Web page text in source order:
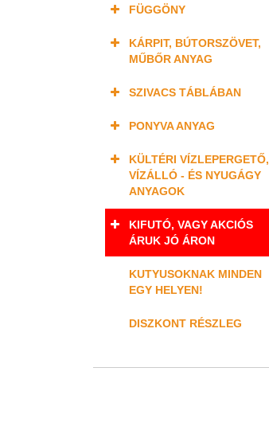
FÜGGÖNY
KÁRPIT, BÚTORSZÖVET,
MŰBŐR ANYAG
SZIVACS TÁBLÁBAN
PONYVA ANYAG
KÜLTÉRI VÍZLEPERGETŐ,
VÍZÁLLÓ - ÉS NYUGÁGY
ANYAGOK
KIFUTÓ, VAGY AKCIÓS
ÁRUK JÓ ÁRON
KUTYUSOKNAK MINDEN
EGY HELYEN!
DISZKONT RÉSZLEG